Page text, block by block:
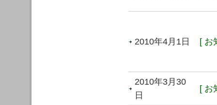
2010年4月1日 [ お
2010年3月30
日
[ お